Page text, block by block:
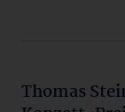
Thomas